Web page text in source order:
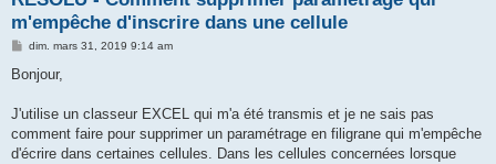
m'empêche d'inscrire dans une cellule
M
s
g
dim. mars 31, 2019 9:14 am
Bonjour,
J'utilise un classeur EXCEL qui m'a été transmis et je ne sais pas
comment faire pour supprimer un paramétrage en filigrane qui m'empêche
d'écrire dans certaines cellules. Dans les cellules concernées lorsque